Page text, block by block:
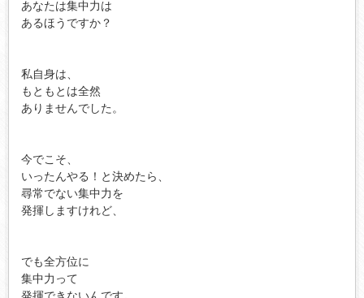
あなたは集中力は
あるほうですか？
私自身は、
もともとは全然
ありませんでした。
今でこそ、
いったんやる！と決めたら、
尋常でない集中力を
発揮しますけれど、
でも全方位に
集中力って
発揮できないんです。